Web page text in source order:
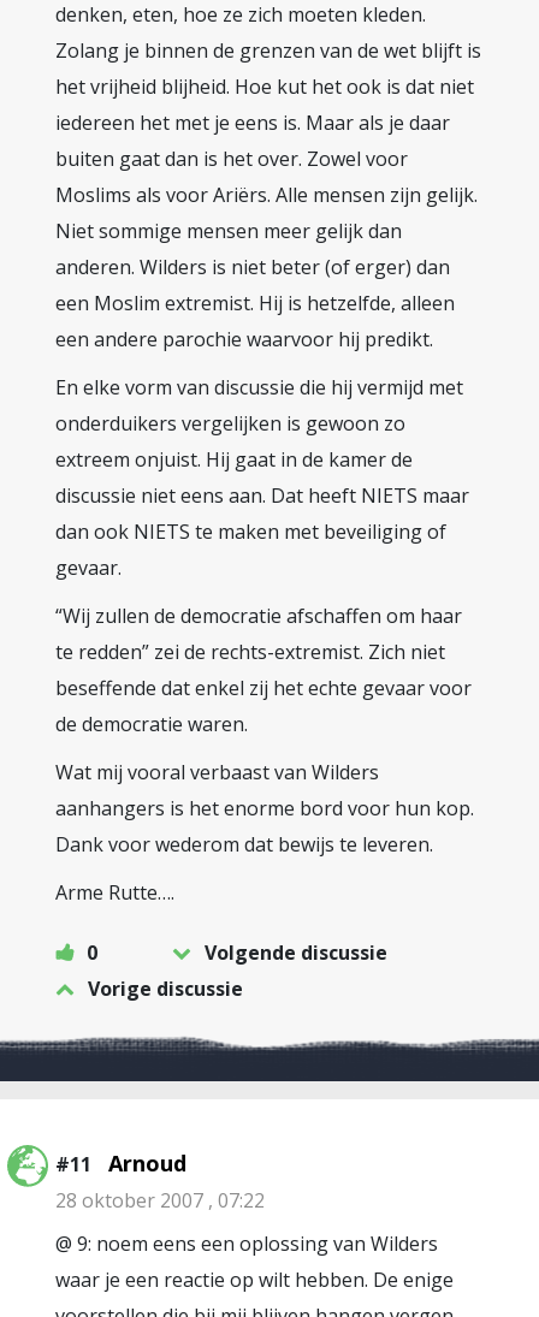
denken, eten, hoe ze zich moeten kleden.
Zolang je binnen de grenzen van de wet blijft is
het vrijheid blijheid. Hoe kut het ook is dat niet
iedereen het met je eens is. Maar als je daar
buiten gaat dan is het over. Zowel voor
Moslims als voor Ariërs. Alle mensen zijn gelijk.
Niet sommige mensen meer gelijk dan
anderen. Wilders is niet beter (of erger) dan
een Moslim extremist. Hij is hetzelfde, alleen
een andere parochie waarvoor hij predikt.
En elke vorm van discussie die hij vermijd met
onderduikers vergelijken is gewoon zo
extreem onjuist. Hij gaat in de kamer de
discussie niet eens aan. Dat heeft NIETS maar
dan ook NIETS te maken met beveiliging of
gevaar.
“Wij zullen de democratie afschaffen om haar
te redden” zei de rechts-extremist. Zich niet
beseffende dat enkel zij het echte gevaar voor
de democratie waren.
Wat mij vooral verbaast van Wilders
aanhangers is het enorme bord voor hun kop.
Dank voor wederom dat bewijs te leveren.
Arme Rutte….
0
Volgende discussie
Vorige discussie
#11 Arnoud
28 oktober 2007 , 07:22
@ 9: noem eens een oplossing van Wilders
waar je een reactie op wilt hebben. De enige